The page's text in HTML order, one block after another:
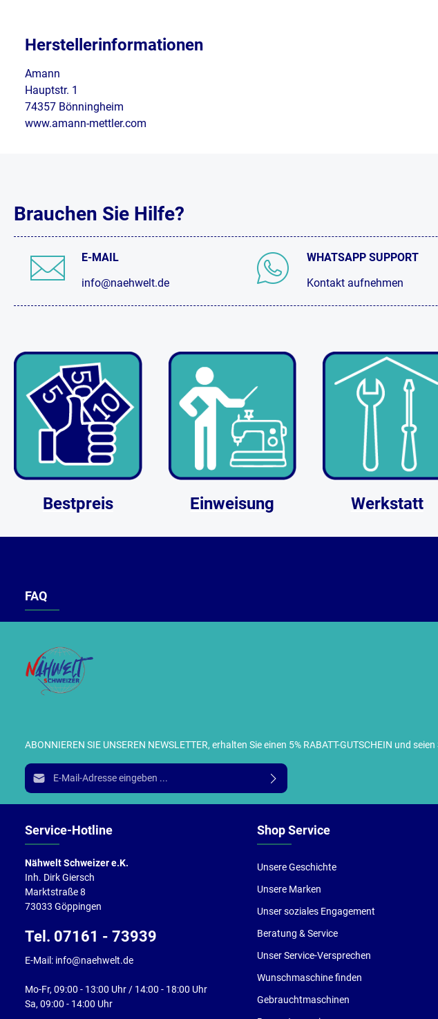
Herstellerinformationen
Amann
Hauptstr. 1
74357 Bönningheim
www.amann-mettler.com
Brauchen Sie Hilfe?
E-MAIL
info@naehwelt.de
WHATSAPP SUPPORT
Kontakt aufnehmen
Bestpreis Einweisung Werkstatt
ABONNIEREN SIE UNSEREN NEWSLETTER, erhalten Sie einen 5% RABATT-GUTSCHEIN und
E-Mail-Adresse*
Service-Hotline
Nähwelt Schweizer e.K.
Inh. Dirk Giersch
Marktstraße 8
73033 Göppingen
Tel. 07161 - 73939
E-Mail: info@naehwelt.de
Mo-Fr, 09:00 - 13:00 Uhr / 14:00 - 18:00 Uhr
Sa, 09:00 - 14:00 Uhr
Shop Service
Unsere Geschichte
Unsere Marken
Unser soziales Engagement
Beratung & Service
Unser Service-Versprechen
Wunschmaschine finden
Gebrauchtmaschinen
FAQ